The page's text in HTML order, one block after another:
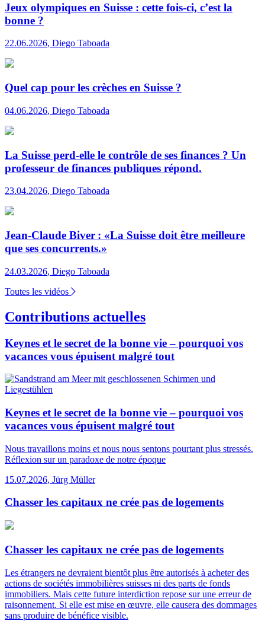
Jeux olympiques en Suisse : cette fois-ci, c’est la
bonne ?
22.06.2026, Diego Taboada
Quel cap pour les crèches en Suisse ?
04.06.2026, Diego Taboada
La Suisse perd-elle le contrôle de ses finances ? Un
professeur de finances publiques répond.
23.04.2026, Diego Taboada
Jean-Claude Biver : «La Suisse doit être meilleure
que ses concurrents.»
24.03.2026, Diego Taboada
Toutes les vidéos
Contributions actuelles
Keynes et le secret de la bonne vie – pourquoi vos
vacances vous épuisent malgré tout
Keynes et le secret de la bonne vie – pourquoi vos
vacances vous épuisent malgré tout
Nous travaillons moins et nous nous sentons pourtant plus stressés.
Réflexion sur un paradoxe de notre époque
15.07.2026, Jürg Müller
Chasser les capitaux ne crée pas de logements
Chasser les capitaux ne crée pas de logements
Les étrangers ne devraient bientôt plus être autorisés à acheter des
actions de sociétés immobilières suisses ni des parts de fonds
immobiliers. Mais cette future interdiction repose sur une erreur de
raisonnement. Si elle est mise en œuvre, elle causera des dommages
sans produire de bénéfice visible.